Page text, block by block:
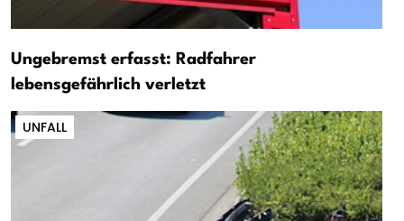
Ungebremst erfasst: Radfahrer
lebensgefährlich verletzt
UNFALL